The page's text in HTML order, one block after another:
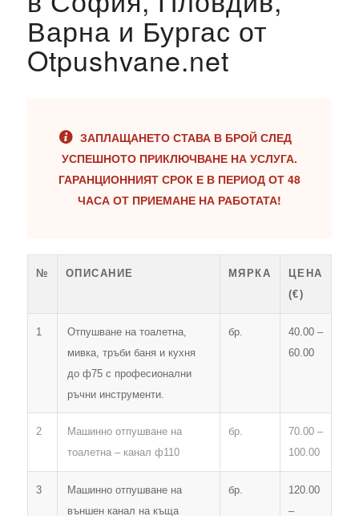
Професионално отпушване на
канали, тоалетни, сифони и шахти
Варна и Бургас от
Otpushvane.net
ЗАПЛАЩАНЕТО СТАВА В БРОЙ СЛЕД
УСПЕШНОТО ПРИКЛЮЧВАНЕ НА УСЛУГА.
ГАРАНЦИОННИЯТ СРОК Е В ПЕРИОД ОТ 48
ЧАСА ОТ ПРИЕМАНЕ НА РАБОТАТА!
№ ОПИСАНИЕ МЯРКА
ЦЕНА
(€)
1
Отпушване на тоалетна,
мивка, тръби баня и кухня
до ф75 с професионални
ръчни инструменти.
бр.
40.00 –
60.00
2
Машинно отпушване на
тоалетна – канал ф110
бр.
70.00 –
100.00
3
Машинно отпушване на
външен канал на къща
бр.
120.00
–